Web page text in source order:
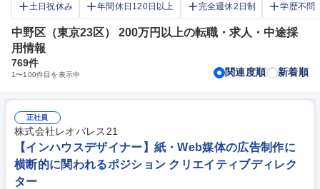
土日祝休み
年間休日120日以上 完全週休2日制 学歴不問
中野区（東京23区） 200万円以上の転職・求人・中途採
用情報
769件
1〜100件目を表示中 関連度順 新着順
正社員
株式会社レオパレス21
【インハウスデザイナー】紙・Web媒体の広告制作に
横断的に関われるポジション クリエイティブディレク
ター